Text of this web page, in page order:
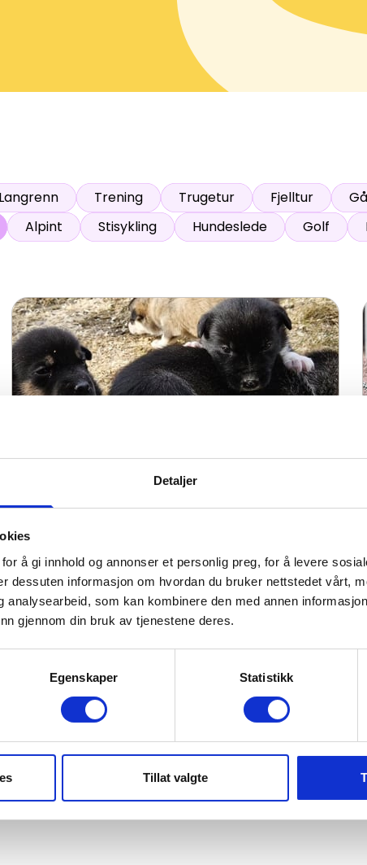
Detaljer
å gi innhold og annonser et personlig preg, for å levere
dessuten informasjon om hvordan du bruker nettstedet vårt,
analysearbeid, som kan kombinere den med annen
gjennom din bruk av tjenestene deres.
Egenskaper Statistikk
Tillat valgte
70
Yr, Meteorologisk institutt og NRK
Langrenn Trening Trugetur Fjelltur
Alpint Stisykling Hundeslede Golf
Viser4av4